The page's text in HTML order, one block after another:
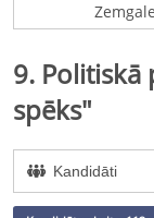
Zemgale
9. Politiskā
spēks"
Kandidāti